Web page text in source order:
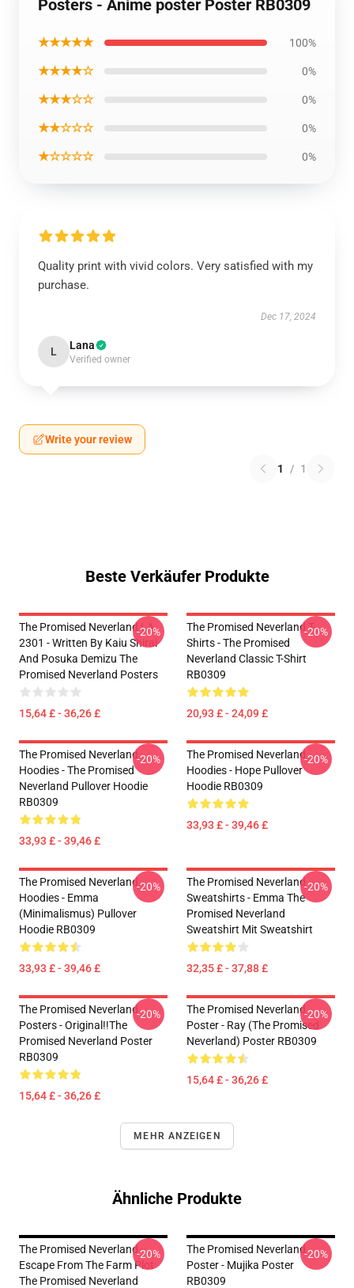
Posters - Anime poster Poster RB0309
★★★★★ 100%
★★★★☆ 0%
★★★☆☆ 0%
★★☆☆☆ 0%
★☆☆☆☆ 0%
Quality print with vivid colors. Very satisfied with my
purchase.
Dec 17, 2024
L Lana
Verified owner
Write your review
1 / 1
Beste Verkäufer Produkte
The Promised Neverland LA
2301 - Written By Kaiu Shirai
And Posuka Demizu The
Promised Neverland Posters
15,64 £ - 36,26 £
-20%
The Promised Neverland T-
Shirts - The Promised
Neverland Classic T-Shirt
RB0309
20,93 £ - 24,09 £
-20%
The Promised Neverland
Hoodies - The Promised
Neverland Pullover Hoodie
RB0309
33,93 £ - 39,46 £
-20%
The Promised Neverland
Hoodies - Hope Pullover
Hoodie RB0309
33,93 £ - 39,46 £
-20%
The Promised Neverland
Hoodies - Emma
(Minimalismus) Pullover
Hoodie RB0309
33,93 £ - 39,46 £
-20%
The Promised Neverland
Sweatshirts - Emma The
Promised Neverland
Sweatshirt Mit Sweatshirt
32,35 £ - 37,88 £
-20%
The Promised Neverland
Posters - Original!!The
Promised Neverland Poster
RB0309
15,64 £ - 36,26 £
-20%
The Promised Neverland
Poster - Ray (The Promised
Neverland) Poster RB0309
15,64 £ - 36,26 £
-20%
MEHR ANZEIGEN
Ähnliche Produkte
The Promised Neverland -
Escape From The Farm Plot
The Promised Neverland
-20%
The Promised Neverland
Poster - Mujika Poster
RB0309
-20%